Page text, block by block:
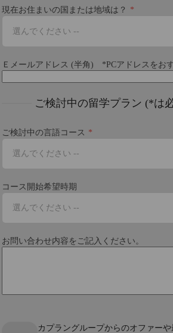
現在お住まいの国または地域は？
選んでください --
Ｅメールアドレス (半角) *PCアドレスをおす
ご検討中の留学プラン (*は
ご検討中の言語コース
選んでください --
コース開始希望時期
選んでください --
お問い合わせ内容をご記入ください。
カプラングループからのオファー